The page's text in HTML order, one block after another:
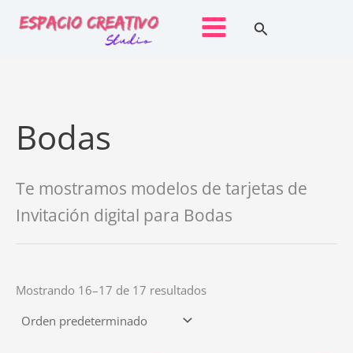
Buscar
Bodas
Te mostramos modelos de tarjetas de
Invitación digital para Bodas
Mostrando 16–17 de 17 resultados